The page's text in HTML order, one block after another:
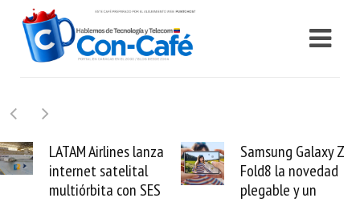
Samsung Galaxy Z
Fold8 la novedad
plegable y un
Cashea levanta 100
millones de dólares
valida el crédito del